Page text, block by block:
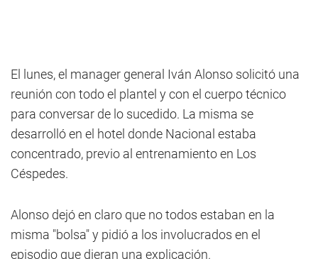
El lunes, el manager general Iván Alonso solicitó una
reunión con todo el plantel y con el cuerpo técnico
para conversar de lo sucedido. La misma se
desarrolló en el hotel donde Nacional estaba
concentrado, previo al entrenamiento en Los
Céspedes.
Alonso dejó en claro que no todos estaban en la
misma "bolsa" y pidió a los involucrados en el
episodio que dieran una explicación.